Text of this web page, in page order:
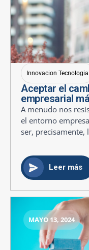
Innovacion Tecnologia
Aceptar el
empresarial
A menudo nos
el entorno
ser, precisamente,
Leer más
MAYO 13, 2024